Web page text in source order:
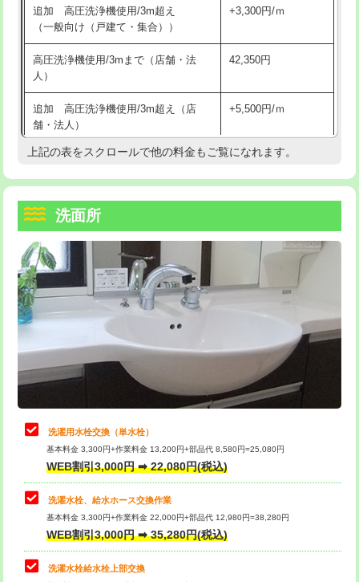
マス交換（深さ50㎝以上） 66,000円
コンクリート斫り（厚さ10㎝まで） 27,500円
コンクリート斫り（厚さ10㎝超え）
モルタル補修（厚さ10㎝まで）
モルタル補修（厚さ10㎝超え） 38,500円
洗面台設置 38,500円
追加人工
廃棄・処分 現場見積
※給水管工事は20mmまでの価格です。
持込商品取付（混合水栓） 16,500円
給水管工事※（ホール加工)
給水管工事※（バンド止め) 3,300円
給水管工事※（支持金具設置) 5,500円
給水管工事※（保温材使用（バンド止
め込み）)
5,500円
給水管工事※（土の掘削・埋め戻し作
業)
11,000円
給水管工事※（塩ビ管（VP・HI）使
用/3ｍまで)
33,000円
給水管工事※（塩ビ管（VP・HI）使
用（追加）/3ｍ超え)
給水管工事※（ライニング鋼管・銅
管・ポリ管・HT管使用/3ｍまで)
44,000円
給水管工事※（ライニング鋼管・銅
管・ポリ管・HT管使用/3ｍ超え)
排水管工事（土の掘削・埋め戻し作
業）
排水管工事（排水管工事/3ｍまで） 55,000円
排水管工事（追加 排水管工事/3ｍ超
え）
追加 高圧洗浄機使用/3m超え
（一般向け（戸建て・集合））
+3,300円/ｍ
高圧洗浄機使用/3mまで（店舗・法
人）
42,350円
追加 高圧洗浄機使用/3m超え（店
舗・法人）
+5,500円/ｍ
高度高圧洗浄換 現地調査
トーラー機使用/3mまで
追加トーラー機使用/3m超え +3,300円
カメラ調査 33,000円
桝清掃
止水・漏水調査・防水処理・清掃・修
理・調整・分解・加工など（軽作業）
11,000円
止水・漏水調査・防水処理・清掃・修
理・調整・分解・加工など（中作業）
22,000円
止水・漏水調査・防水処理・清掃・修
理・調整・分解・加工など（重作業）
33,000円
キッチンタンク脱着
その他部品の脱着
交換・取付（タンク）
上記の表をスクロールで他の料金もご覧になれます。
洗面所
洗濯用水栓交換（単水栓）
基本料金 3,300円+作業料金 13,200円+部品代 8,580円=25,080円
WEB割引3,000円 ➡ 22,080円(税込)
洗濯水栓、給水ホース交換作業
基本料金 3,300円+作業料金 22,000円+部品代 12,980円=38,280円
WEB割引3,000円 ➡ 35,280円(税込)
洗濯水栓給水栓上部交換